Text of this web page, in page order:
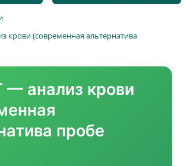
крови (современная альтернатива
— анализ крови
пробе